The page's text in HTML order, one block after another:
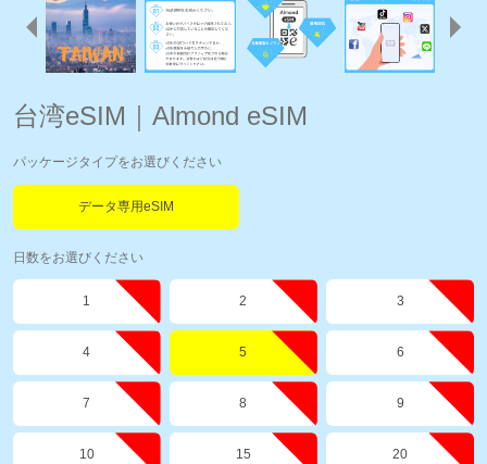
台湾eSIM｜Almond eSIM
パッケージタイプをお選びください
データ専用eSIM
日数をお選びください
1 2 3
4 5 6
7 8 9
10 15 20